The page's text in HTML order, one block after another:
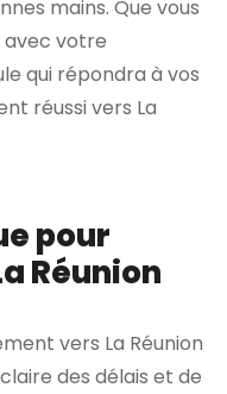
mains. Que vous
avec votre
qui répondra à vos
réussi vers La
pour
Réunion
vers La Réunion
des délais et de